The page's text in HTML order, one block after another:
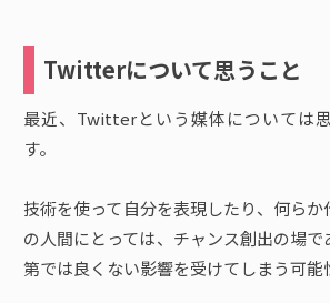
Twitterについて思うこと
最近、Twitterという媒体については
す。
技術を使って自分を表現したり、何ら
の人間にとっては、チャンス創出の場
第では良くない影響を受けてしまう可能